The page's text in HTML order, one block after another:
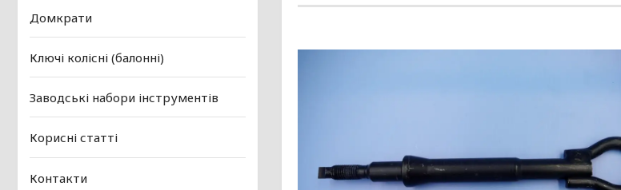
Домкрати
Ключі колісні (балонні)
Заводські набори інструментів
Корисні статті
Контакти